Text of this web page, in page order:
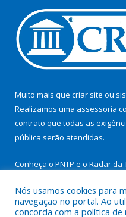
Muito mais que criar site ou
Realizamos uma assessoria
contrato que todas as
pública serão atendidas.
Conheça o PNTP e o Radar da
Nós usamos cookies para
navegação no portal. Ao
concorda com a política